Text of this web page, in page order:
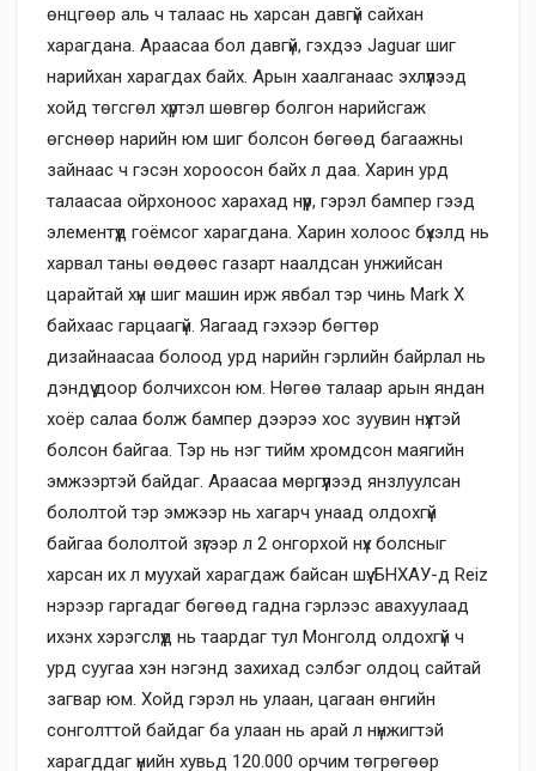
өнцгөөр аль ч талаас нь харсан давгүй сайхан
харагдана. Араасаа бол давгүй, гэхдээ Jaguar шиг
нарийхан харагдах байх. Арын хаалганаас эхлүүлээд
хойд төгсгөл хүртэл шөвгөр болгон нарийсгаж
өгснөөр нарийн юм шиг болсон бөгөөд багаажны
зайнаас ч гэсэн хороосон байх л даа. Харин урд
талаасаа ойрхоноос харахад нүүр, гэрэл бампер гээд
элементүүд гоёмсог харагдана. Харин холоос бүхэлд нь
харвал таны өөдөөс газарт наалдсан унжийсан
царайтай хүн шиг машин ирж явбал тэр чинь Mark X
байхаас гарцаагүй. Яагаад гэхээр бөгтөр
дизайнаасаа болоод урд нарийн гэрлийн байрлал нь
дэндүү доор болчихсон юм. Нөгөө талаар арын яндан
хоёр салаа болж бампер дээрээ хос зуувин нүхтэй
болсон байгаа. Тэр нь нэг тийм хромдсон маягийн
эмжээртэй байдаг. Араасаа мөргүүлээд янзлуулсан
бололтой тэр эмжээр нь хагарч унаад олдохгүй
байгаа бололтой зүгээр л 2 онгорхой нүх болсныг
харсан их л муухай харагдаж байсан шүү. БНХАУ-д Reiz
нэрээр гаргадаг бөгөөд гадна гэрлээс авахуулаад
ихэнх хэрэгслүүд нь таардаг тул Монголд олдохгүй ч
урд суугаа хэн нэгэнд захихад сэлбэг олдоц сайтай
загвар юм. Хойд гэрэл нь улаан, цагаан өнгийн
сонголттой байдаг ба улаан нь арай л нүнжигтэй
харагддаг үнийн хувьд 120.000 орчим төгрөгөөр